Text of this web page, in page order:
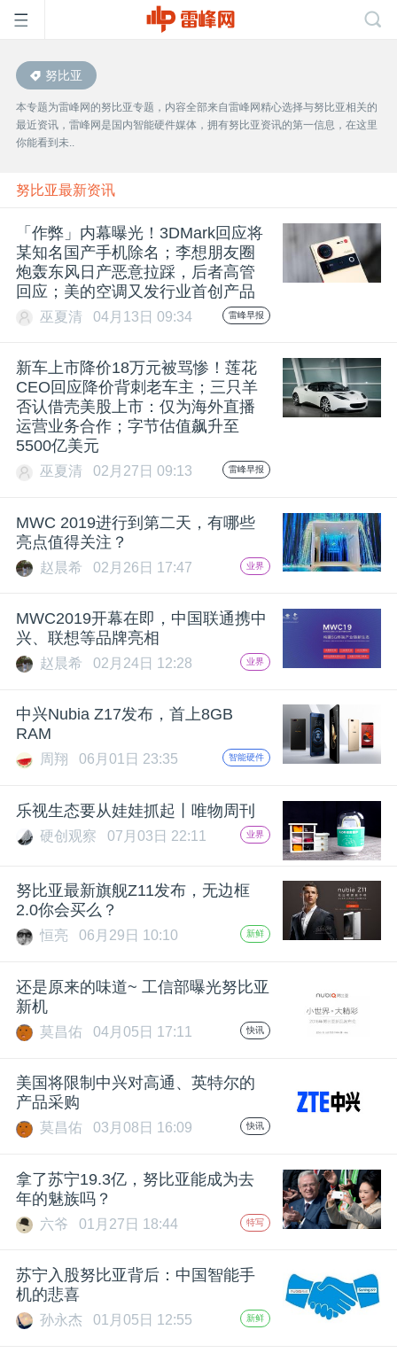
首
页
雷
峰
网
开
课
动
中
心
GAIR
专
题
搞
机
努比亚
本专题为雷峰网的努比亚专题，内容全部来自雷峰网精心选择与努比亚相关的
最近资讯，雷峰网是国内智能硬件媒体，拥有努比亚资讯的第一信息，在这里
你能看到未..
努比亚最新资讯
「作弊」内幕曝光！3DMark回应将
某知名国产手机除名；李想朋友圈
炮轰东风日产恶意拉踩，后者高管
回应；美的空调又发行业首创产品
巫夏清 04月13日 09:34 雷峰早报
新车上市降价18万元被骂惨！莲花
CEO回应降价背刺老车主；三只羊
否认借壳美股上市：仅为海外直播
运营业务合作；字节估值飙升至
5500亿美元
巫夏清 02月27日 09:13 雷峰早报
MWC 2019进行到第二天，有哪些
亮点值得关注？
赵晨希 02月26日 17:47 业界
MWC2019开幕在即，中国联通携中
兴、联想等品牌亮相
赵晨希 02月24日 12:28 业界
中兴Nubia Z17发布，首上8GB
RAM
周翔 06月01日 23:35 智能硬件
乐视生态要从娃娃抓起丨唯物周刊
硬创观察 07月03日 22:11 业界
努比亚最新旗舰Z11发布，无边框
2.0你会买么？
恒亮 06月29日 10:10 新鲜
还是原来的味道~ 工信部曝光努比亚
新机
莫昌佑 04月05日 17:11 快讯
美国将限制中兴对高通、英特尔的
产品采购
莫昌佑 03月08日 16:09 快讯
拿了苏宁19.3亿，努比亚能成为去
年的魅族吗？
六爷 01月27日 18:44 特写
苏宁入股努比亚背后：中国智能手
机的悲喜
孙永杰 01月05日 12:55 新鲜